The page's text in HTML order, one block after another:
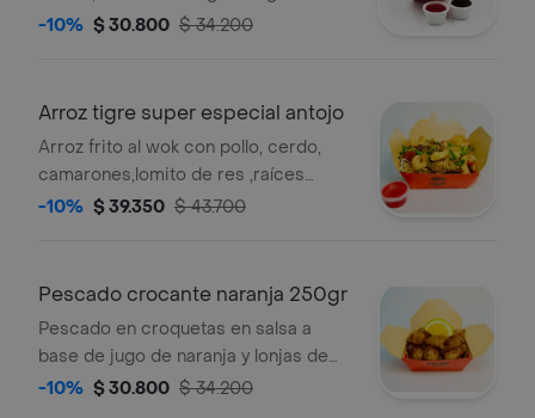
1persona . .
-10% $ 30.800 $ 34.200
Arroz tigre super especial antojo
Arroz frito al wok con pollo, cerdo,
camarones,lomito de res ,raíces
chinas y cebollín (300 g) con salsa a
-10% $ 39.350 $ 43.700
Pescado crocante naranja 250gr
Pescado en croquetas en salsa a
base de jugo de naranja y lonjas de
naranja 250 g. sugerido 1 persona.
-10% $ 30.800 $ 34.200